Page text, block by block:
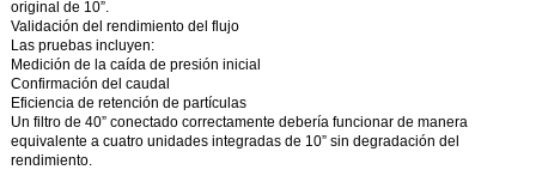
original de 10”.
Validación del rendimiento del flujo
Las pruebas incluyen:
Medición de la caída de presión inicial
Confirmación del caudal
Eficiencia de retención de partículas
Un filtro de 40” conectado correctamente debería funcionar de manera
equivalente a cuatro unidades integradas de 10” sin degradación del
rendimiento.